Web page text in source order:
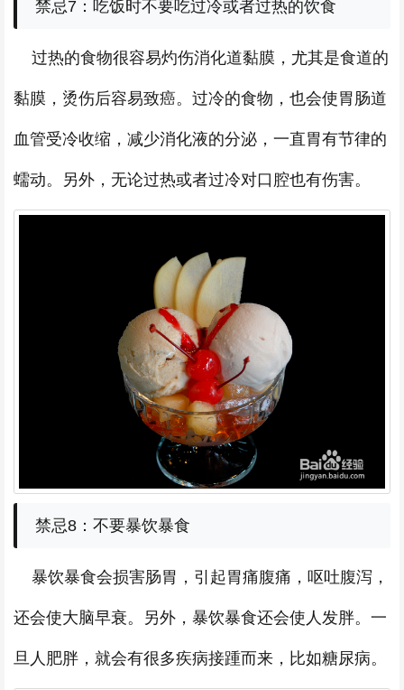
禁忌7：吃饭时不要吃过冷或者过热的饮食
过热的食物很容易灼伤消化道黏膜，尤其是食道的
黏膜，烫伤后容易致癌。过冷的食物，也会使胃肠道
血管受冷收缩，减少消化液的分泌，一直胃有节律的
蠕动。另外，无论过热或者过冷对口腔也有伤害。
禁忌8：不要暴饮暴食
暴饮暴食会损害肠胃，引起胃痛腹痛，呕吐腹泻，
还会使大脑早衰。另外，暴饮暴食还会使人发胖。一
旦人肥胖，就会有很多疾病接踵而来，比如糖尿病。